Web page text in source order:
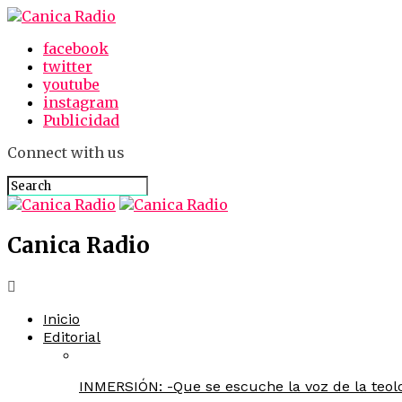
facebook
twitter
youtube
instagram
Publicidad
Connect with us
Canica Radio
Inicio
Editorial
INMERSIÓN: -Que se escuche la voz de la